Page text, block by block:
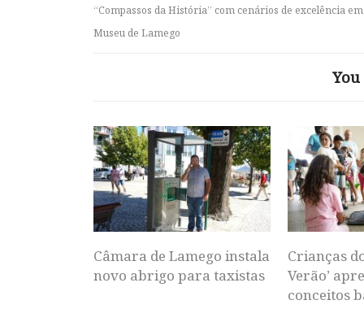
“Compassos da História” com cenários de excelência em
Museu de Lamego
Câmara de Lamego instala
novo abrigo para taxistas
Crianças
Verão’
conceitos